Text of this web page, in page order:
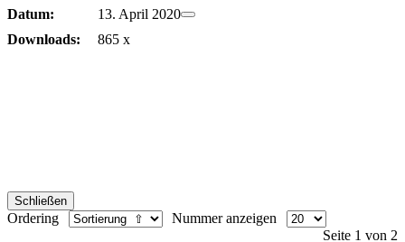
Datum:
13. April 2020
Downloads:
865 x
Schließen
Ordering
Nummer anzeigen
Seite 1 von 2